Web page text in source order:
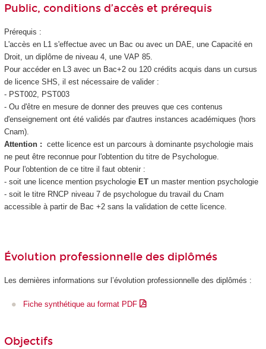
Public, conditions d’accès et prérequis
Prérequis :
L'accès en L1 s'effectue avec un Bac ou avec un DAE, une Capacité en
Droit, un diplôme de niveau 4, une VAP 85.
Pour accéder en L3 avec un Bac+2 ou 120 crédits acquis dans un cursus
de licence SHS, il est nécessaire de valider :
- PST002, PST003
- Ou d'être en mesure de donner des preuves que ces contenus
d'enseignement ont été validés par d'autres instances académiques (hors
Cnam).
Attention : cette licence est un parcours à dominante psychologie mais
ne peut être reconnue pour l'obtention du titre de Psychologue.
Pour l'obtention de ce titre il faut obtenir :
- soit une licence mention psychologie ET un master mention psychologie
- soit le titre RNCP niveau 7 de psychologue du travail du Cnam
accessible à partir de Bac +2 sans la validation de cette licence.
Évolution professionnelle des diplômés
Les dernières informations sur l’évolution professionnelle des diplômés :
Fiche synthétique au format PDF
Objectifs